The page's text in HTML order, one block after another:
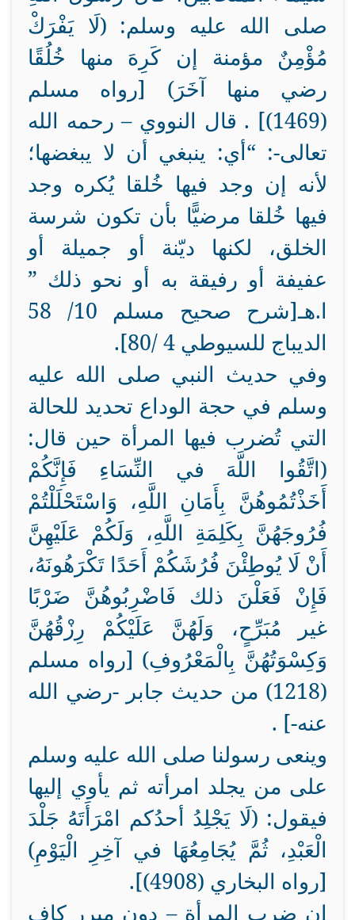
صلى الله عليه وسلم: (لَا يَفْرَكْ
مُؤْمِنٌ مؤمنة إن كَرِهَ منها خُلُقًا
رضي منها آخَرَ) [رواه مسلم
(1469)] . قال النووي – رحمه الله
تعالى-: “أي: ينبغي أن لا يبغضها؛
لأنه إن وجد فيها خُلقا يُكره وجد
فيها خُلقا مرضيًّا بأن تكون شرسة
الخلق، لكنها ديّنة أو جميلة أو
عفيفة أو رفيقة به أو نحو ذلك ”
ا.هـ[شرح صحيح مسلم 10/ 58
الديباج للسيوطي 4 /80].
وفي حديث النبي صلى الله عليه
وسلم في حجة الوداع تحديد للحالة
التي تُضرب فيها المرأة حين قال:
(اتَّقُوا اللَّهَ في النِّسَاءِ فَإِنَّكُمْ
أَخَذْتُمُوهُنَّ بِأَمَانِ اللَّهِ، وَاسْتَحْلَلْتُمْ
فُرُوجَهُنَّ بِكَلِمَةِ اللَّهِ، وَلَكُمْ عَلَيْهِنَّ
أَنْ لَا يُوطِئْنَ فُرُشَكُمْ أَحَدًا تَكْرَهُونَهُ،
فَإِنْ فَعَلْنَ ذلك فَاضْرِبُوهُنَّ ضَرْبًا
غير مُبَرِّحٍ، وَلَهُنَّ عَلَيْكُمْ رِزْقُهُنَّ
وَكِسْوَتُهُنَّ بِالْمَعْرُوفِ) [رواه مسلم
(1218) من حديث جابر -رضي الله
عنه-] .
وينعى رسولنا صلى الله عليه وسلم
على من يجلد امرأته ثم يأوي إليها
فيقول: (لَا يَجْلِدُ أحدُكم امْرَأَتَهُ جَلْدَ
الْعَبْدِ، ثُمَّ يُجَامِعُهَا في آخِرِ الْيَوْمِ)
[رواه البخاري (4908)].
إن ضرب المرأة – دون مبرر كافٍ